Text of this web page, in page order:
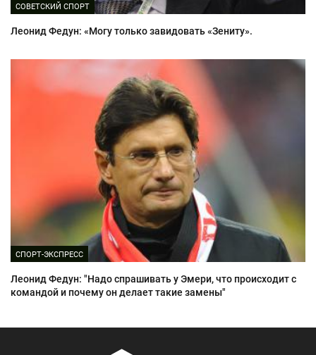
СОВЕТСКИЙ СПОРТ
Леонид Федун: «Могу только завидовать «Зениту».
СПОРТ-ЭКСПРЕСС
Леонид Федун: "Надо спрашивать у Эмери, что происходит с
командой и почему он делает такие замены"